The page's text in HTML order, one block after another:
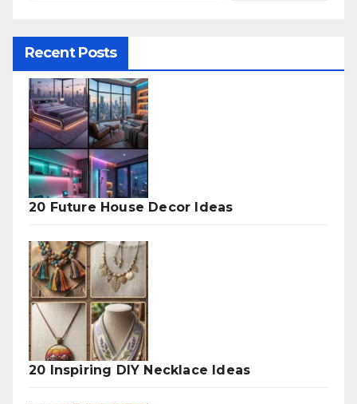
Recent Posts
20 Future House Decor Ideas
20 Inspiring DIY Necklace Ideas